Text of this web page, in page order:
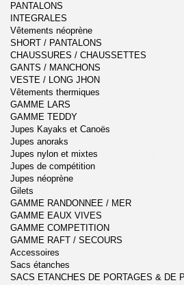
PANTALONS
INTEGRALES
Vêtements néoprène
SHORT / PANTALONS
CHAUSSURES / CHAUSSETTES
GANTS / MANCHONS
VESTE / LONG JHON
Vêtements thermiques
GAMME LARS
GAMME TEDDY
Jupes Kayaks et Canoës
Jupes anoraks
Jupes nylon et mixtes
Jupes de compétition
Jupes néoprène
Gilets
GAMME RANDONNEE / MER
GAMME EAUX VIVES
GAMME COMPETITION
GAMME RAFT / SECOURS
Accessoires
Sacs étanches
SACS ETANCHES DE PORTAGES & DE